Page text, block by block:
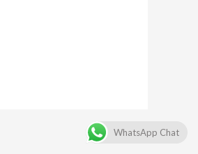
WhatsApp Chat